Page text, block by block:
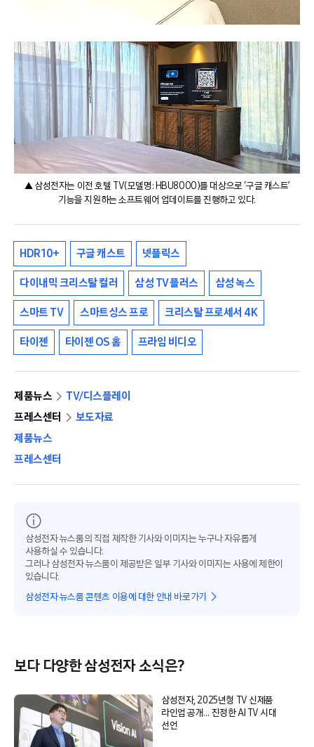
▲ 삼성전자는 이전 호텔 TV(모델명: HBU8000)를 대상으로 ‘구글 캐스트’
기능을 지원하는 소프트웨어 업데이트를 진행하고 있다.
HDR 10+ 구글 캐스트 넷플릭스
다이내믹 크리스탈 컬러 삼성 TV 플러스 삼성 녹스
스마트 TV 스마트싱스 프로 크리스탈 프로세서 4K
타이젠 타이젠 OS 홈 프라임 비디오
제품뉴스
TV/디스플레이
프레스센터
보도자료
제품뉴스
프레스센터
삼성전자 뉴스룸의 직접 제작한 기사와 이미지는 누구나 자유롭게
사용하실 수 있습니다.
그러나 삼성전자 뉴스룸이 제공받은 일부 기사와 이미지는 사용에 제한이
있습니다.
삼성전자 뉴스룸 콘텐츠 이용에 대한 안내 바로가기
보다 다양한 삼성전자 소식은?
삼성전자, 2025년형 TV 신제품
라인업 공개… 진정한 AI TV 시대
선언